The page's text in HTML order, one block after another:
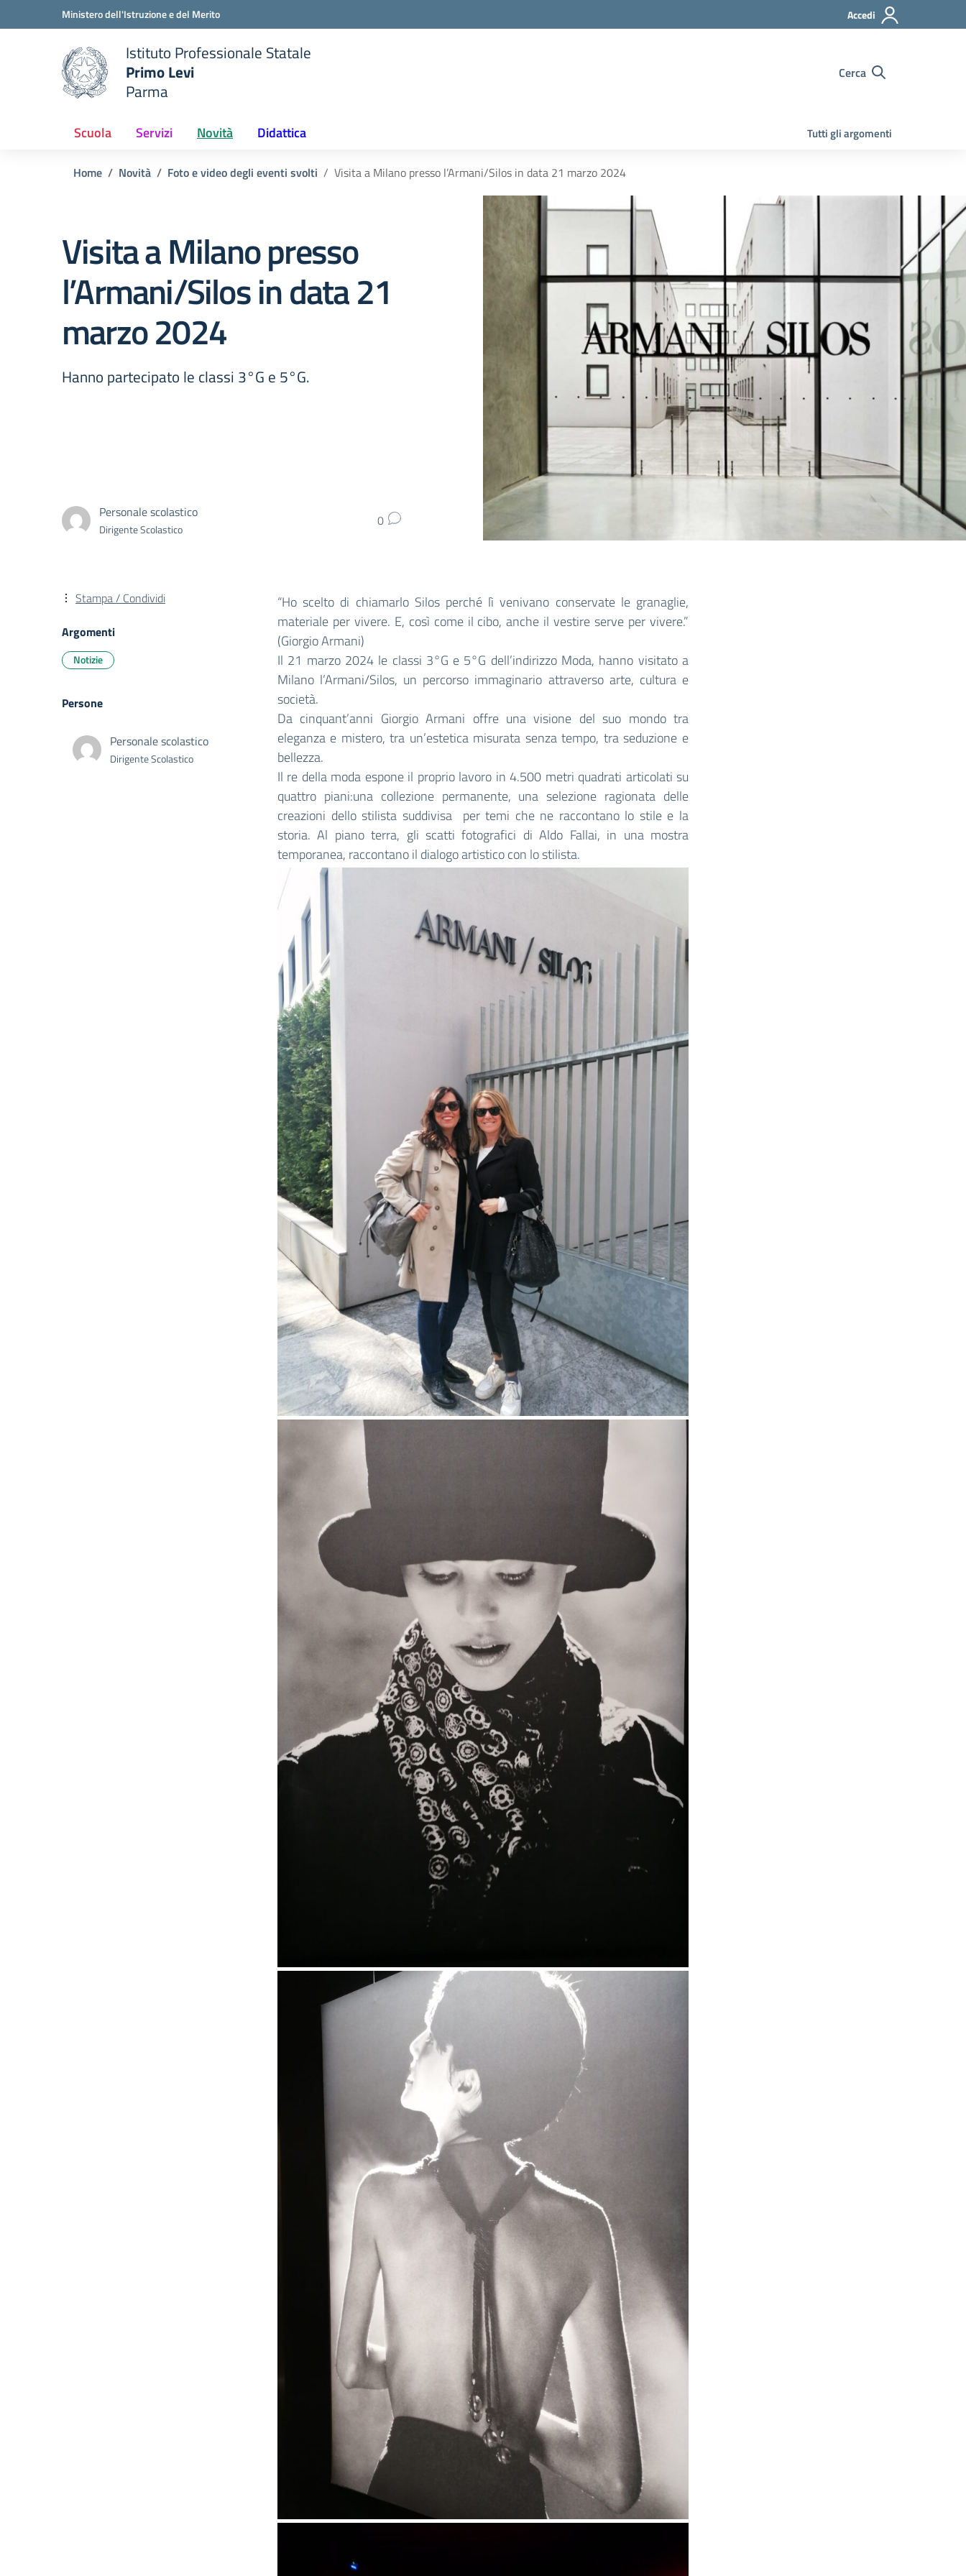
Vai ai contenuti
Vai al menu di navigazioneMinistero dell'Istruzione e del Merito Accedi
scuola
Istituto Professionale Statale
Primo Levi
Parma
Cerca
Scuola Servizi Novità Didattica Tutti gli argomenti
Home Novità Foto e video degli eventi svolti Visita a Milano presso l’Armani/Silos in data 21 marzo 2024
Visita a Milano presso
l’Armani/Silos in data 21
marzo 2024
Hanno partecipato le classi 3°G e 5°G.
Personale scolastico
Dirigente Scolastico 0
“Ho scelto di chiamarlo Silos perché lì venivano conservate le granaglie,
materiale per vivere. E, così come il cibo, anche il vestire serve per vivere.”
(Giorgio Armani)
Il 21 marzo 2024 le classi 3°G e 5°G dell’indirizzo Moda, hanno visitato a
Milano l’Armani/Silos, un percorso immaginario attraverso arte, cultura e
società.
Da cinquant’anni Giorgio Armani offre una visione del suo mondo tra
eleganza e mistero, tra un’estetica misurata senza tempo, tra seduzione e
bellezza.
Il re della moda espone il proprio lavoro in 4.500 metri quadrati articolati su
quattro piani:una collezione permanente, una selezione ragionata delle
creazioni dello stilista suddivisa per temi che ne raccontano lo stile e la
storia. Al piano terra, gli scatti fotografici di Aldo Fallai, in una mostra
temporanea, raccontano il dialogo artistico con lo stilista.
Stampa / Condividi
Argomenti
Notizie
Persone
Personale scolastico
Dirigente Scolastico